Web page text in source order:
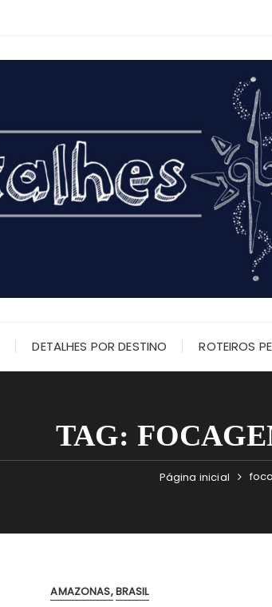
DETALHES POR DESTINO ROTEIROS
TAG:
Página inicial
AMAZONAS BRASIL